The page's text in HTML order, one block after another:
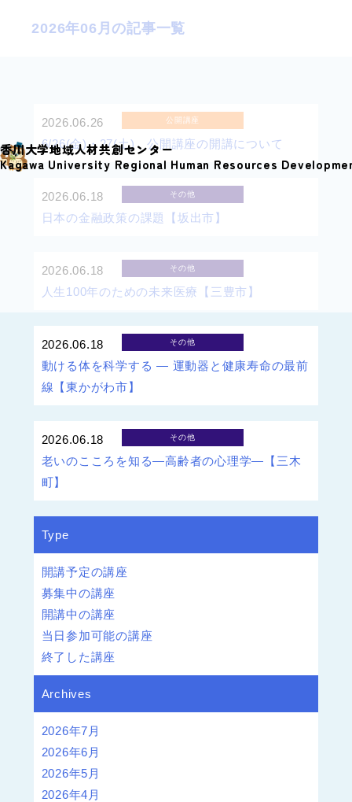
o
香川大学地域人材共創センター
Kagawa University Regional Human Resources
2026年06月の記事一覧
2026.06.26 公開講座
6/26(金)・27(土) 公開講座の開講について
2026.06.18 その他
日本の金融政策の課題【坂出市】
2026.06.18 その他
人生100年のための未来医療【三豊市】
2026.06.18 その他
動ける体を科学する ― 運動器と健康寿命の最前
線【東かがわ市】
2026.06.18 その他
老いのこころを知る―高齢者の心理学―【三木
町】
Type
開講予定の講座
募集中の講座
開講中の講座
当日参加可能の講座
終了した講座
Archives
2026年7月
2026年6月
2026年5月
2026年4月